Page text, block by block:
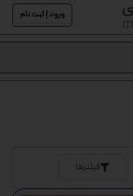
ورود | ثبت نام
فیلترها